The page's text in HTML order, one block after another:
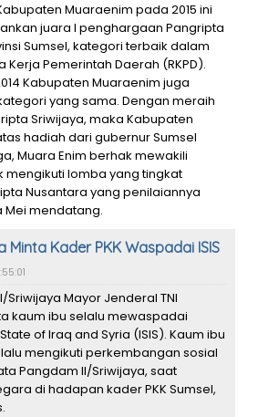
Muaraenim pada 2015 ini
juara I penghargaan Pangripta
Sumsel, kategori terbaik dalam
Kerja Pemerintah Daerah (RKPD).
Kabupaten Muaraenim juga
yang sama. Dengan meraih
Sriwijaya, maka Kabupaten
hadiah dari gubernur Sumsel
Muara Enim berhak mewakili
mengikuti lomba yang tingkat
Nusantara yang penilaiannya
mendatang.
Minta Kader PKK Waspadai ISIS
Mayor Jenderal TNI
kaum ibu selalu mewaspadai
of Iraq and Syria (ISIS). Kaum ibu
mengikuti perkembangan sosial
Pangdam II/Sriwijaya, saat
di hadapan kader PKK Sumsel,